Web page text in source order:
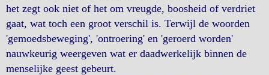
het zegt ook niet of het om vreugde, boosheid of verdriet
gaat, wat toch een groot verschil is. Terwijl de woorden
'gemoedsbeweging', 'ontroering' en 'geroerd worden'
nauwkeurig weergeven wat er daadwerkelijk binnen de
menselijke geest gebeurt.